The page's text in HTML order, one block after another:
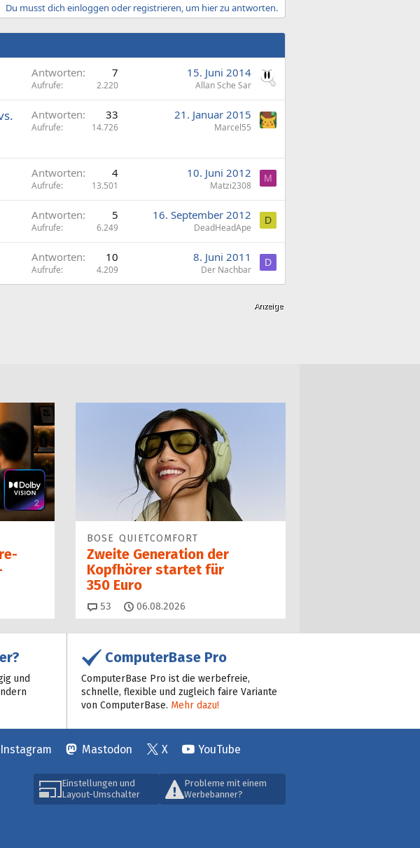
Du musst dich einloggen oder registrieren, um hier zu antworten.
Antworten 7
Aufrufe 2.220
15. Juni 2014
Allan Sche Sar
Antworten 33
Aufrufe 14.726
21. Januar 2015
Marcel55
Antworten 4
Aufrufe 13.501
10. Juni 2012
Matzi2308
M
Antworten 5
Aufrufe 6.249
16. September 2012
DeadHeadApe
D
Antworten 10
Aufrufe 4.209
8. Juni 2011
Der Nachbar
D
BOSE QUIETCOMFORT
Zweite Generation der
Kopfhörer startet für
350 Euro
53 Kommentare
06.08.2026
und
ComputerBase Pro
ComputerBase Pro ist die werbefreie,
schnelle, flexible und zugleich faire Variante
von ComputerBase. Mehr dazu!
Instagram Mastodon X YouTube
Einstellungen und
Layout-Umschalter
Probleme mit einem
Werbebanner?